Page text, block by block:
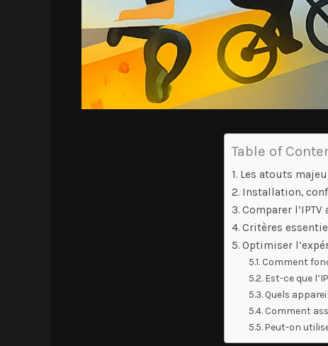
Table of
Les atouts
Installation,
Comparer
Critères
Optimiser
Comment
Est-ce que
Quels
Comment
Peut-on